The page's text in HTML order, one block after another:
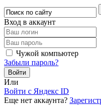
Вход в аккаунт
Чужой компьютер
Забыли пароль?
Или
Войти c Яндекс ID
Еще нет аккаунта?